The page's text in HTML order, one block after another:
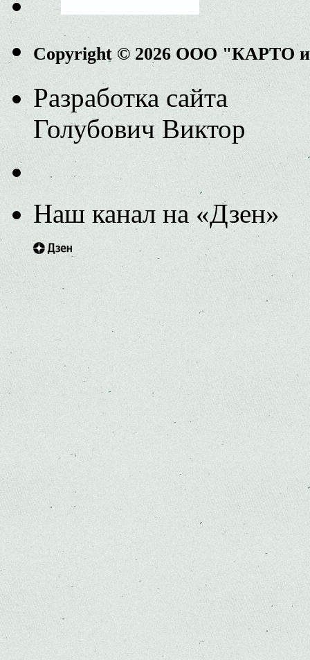
Copyright © 2026 ООО "КАРТО
Разработка сайта
Голубович Виктор
Наш канал на «Дзен»